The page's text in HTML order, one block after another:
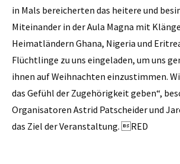
in Mals bereicherten das heitere und
Miteinander in der Aula Magna mit
Heimatländern Ghana, Nigeria und
Flüchtlinge zu uns eingeladen, um uns
ihnen auf Weihnachten einzustimmen.
das Gefühl der Zugehörigkeit geben“,
Organisatoren Astrid Patscheider und
das Ziel der Veranstaltung. RED